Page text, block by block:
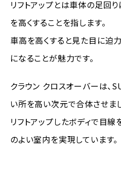
リフトアップとは車体の足回
を高くすることを指します。
車高を高くすると見た目に迫
になることが魅力です。
クラウン クロスオーバーは、
い所を高い次元で合体させま
リフトアップしたボディで目線
のよい室内を実現しています。